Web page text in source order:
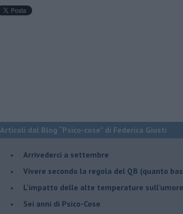
Articoli dal Blog “Psico-cose” di Federica Giusti
​Arrivederci a settembre
​Vivere secondo la regola del QB (quanto
​L'impatto delle alte temperature sull’umore
Sei anni di Psico-Cose